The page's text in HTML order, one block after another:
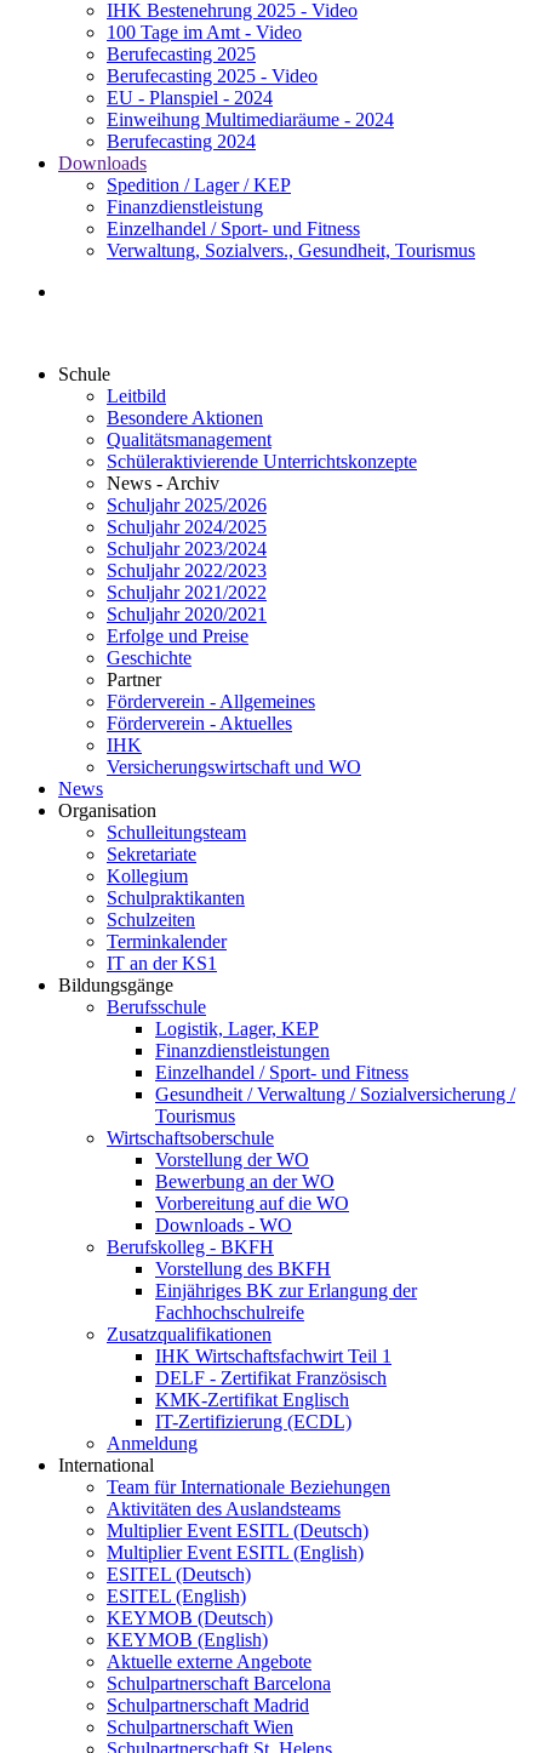
IHK Bestenehrung 2025 - Video
100 Tage im Amt - Video
Berufecasting 2025
Berufecasting 2025 - Video
EU - Planspiel - 2024
Einweihung Multimediaräume - 2024
Berufecasting 2024
Downloads
Spedition / Lager / KEP
Finanzdienstleistung
Einzelhandel / Sport- und Fitness
Verwaltung, Sozialvers., Gesundheit, Tourismus
Schule
Leitbild
Besondere Aktionen
Qualitätsmanagement
Schüleraktivierende Unterrichtskonzepte
News - Archiv
Schuljahr 2025/2026
Schuljahr 2024/2025
Schuljahr 2023/2024
Schuljahr 2022/2023
Schuljahr 2021/2022
Schuljahr 2020/2021
Erfolge und Preise
Geschichte
Partner
Förderverein - Allgemeines
Förderverein - Aktuelles
IHK
Versicherungswirtschaft und WO
News
Organisation
Schulleitungsteam
Sekretariate
Kollegium
Schulpraktikanten
Schulzeiten
Terminkalender
IT an der KS1
Bildungsgänge
Berufsschule
Logistik, Lager, KEP
Finanzdienstleistungen
Einzelhandel / Sport- und Fitness
Gesundheit / Verwaltung / Sozialversicherung /
Tourismus
Wirtschaftsoberschule
Vorstellung der WO
Bewerbung an der WO
Vorbereitung auf die WO
Downloads - WO
Berufskolleg - BKFH
Vorstellung des BKFH
Einjähriges BK zur Erlangung der
Fachhochschulreife
Zusatzqualifikationen
IHK Wirtschaftsfachwirt Teil 1
DELF - Zertifikat Französisch
KMK-Zertifikat Englisch
IT-Zertifizierung (ECDL)
Anmeldung
International
Team für Internationale Beziehungen
Aktivitäten des Auslandsteams
Multiplier Event ESITL (Deutsch)
Multiplier Event ESITL (English)
ESITEL (Deutsch)
ESITEL (English)
KEYMOB (Deutsch)
KEYMOB (English)
Aktuelle externe Angebote
Schulpartnerschaft Barcelona
Schulpartnerschaft Madrid
Schulpartnerschaft Wien
Schulpartnerschaft St. Helens